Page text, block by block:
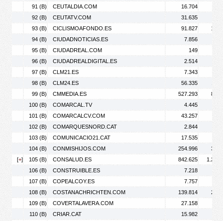
91 (B)
CEUTALDIA.COM 16.704
92 (B)
CEUTATV.COM 31.635
93 (B)
CICLISMOAFONDO.ES 91.827
94 (B)
CIUDADNOTICIAS.ES 7.856
95 (B)
CIUDADREAL.COM 149
96 (B)
CIUDADREALDIGITAL.ES 2.514
97 (B)
CLM21.ES 7.343
98 (B)
CLM24.ES 56.335
99 (B)
CMMEDIA.ES 527.293
100 (B)
COMARCAL.TV 4.445
101 (B)
COMARCALCV.COM 43.257
102 (B)
COMARQUESNORD.CAT 2.844
103 (B)
COMUNICACIO21.CAT 17.535
104 (B)
CONMISHIJOS.COM 254.996
[+] 105 (B) CONSALUD.ES 842.625
106 (B)
CONSTRUIBLE.ES 7.218
107 (B)
COPEALCOY.ES 7.757
108 (B)
COSTANACHRICHTEN.COM 139.814
109 (B)
COVERTALAVERA.COM 27.158
110 (B)
CRIAR.CAT 15.982